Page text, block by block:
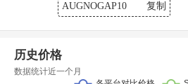
AUGNOGAP10 复制
历史价格
数据统计近一个月